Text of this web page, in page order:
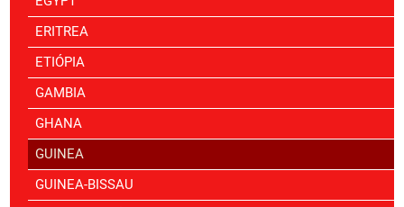
ERITREA
ETIÓPIA
GAMBIA
GHANA
GUINEA
GUINEA-BISSAU